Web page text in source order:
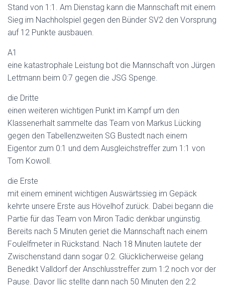
Stand von 1:1. Am Dienstag kann die Mannschaft mit einem
Sieg im Nachholspiel gegen den Bünder SV2 den Vorsprung
auf 12 Punkte ausbauen.
A1
eine katastrophale Leistung bot die Mannschaft von Jürgen
Lettmann beim 0:7 gegen die JSG Spenge.
die Dritte
einen weiteren wichtigen Punkt im Kampf um den
Klassenerhalt sammelte das Team von Markus Lücking
gegen den Tabellenzweiten SG Bustedt nach einem
Eigentor zum 0:1 und dem Ausgleichstreffer zum 1:1 von
Tom Kowoll.
die Erste
mit einem eminent wichtigen Auswärtssieg im Gepäck
kehrte unsere Erste aus Hövelhof zurück. Dabei begann die
Partie für das Team von Miron Tadic denkbar ungünstig.
Bereits nach 5 Minuten geriet die Mannschaft nach einem
Foulelfmeter in Rückstand. Nach 18 Minuten lautete der
Zwischenstand dann sogar 0:2. Glücklicherweise gelang
Benedikt Valldorf der Anschlusstreffer zum 1:2 noch vor der
Pause. Davor Ilic stellte dann nach 50 Minuten den 2:2